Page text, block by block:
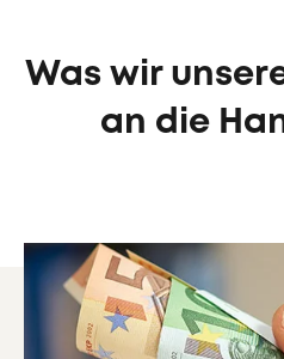
Was wir
an die